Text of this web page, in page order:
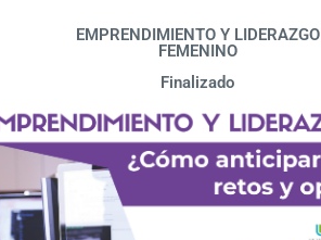
EMPRENDIMIENTO Y LIDERAZGO
FEMENINO
Finalizado